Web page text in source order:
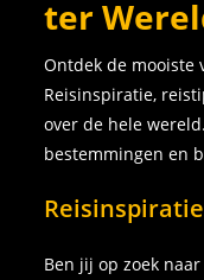
ter
Ontdek de mooiste
Reisinspiratie,
over de hele
bestemmingen en
Reisinspiratie
Ben jij op zoek